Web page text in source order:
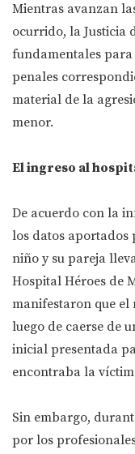
Mientras avanzan
ocurrido, la Justicia
fundamentales
penales
material de la
menor.
El ingreso al
De acuerdo con la
los datos aportados
niño y su pareja
Hospital Héroes de
manifestaron que el
luego de caerse de
inicial presentada
encontraba la
Sin embargo,
por los